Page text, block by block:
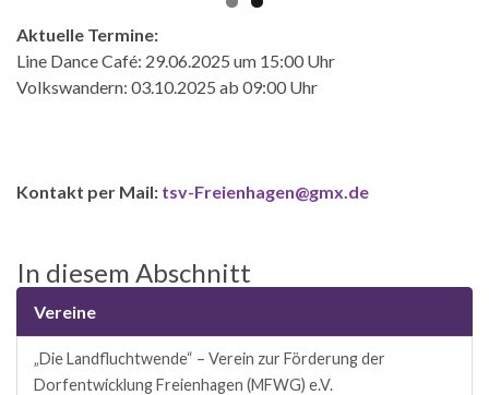
Aktuelle Termine:
Line Dance Café: 29.06.2025 um 15:00 Uhr
Volkswandern: 03.10.2025 ab 09:00 Uhr
Kontakt per Mail: tsv-Freienhagen@gmx.de
In diesem Abschnitt
Vereine
„Die Landfluchtwende“ – Verein zur Förderung der
Dorfentwicklung Freienhagen (MFWG) e.V.